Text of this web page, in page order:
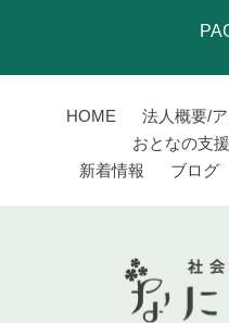
HOME 法人概要/
おとなの支援
新着情報
ブログ